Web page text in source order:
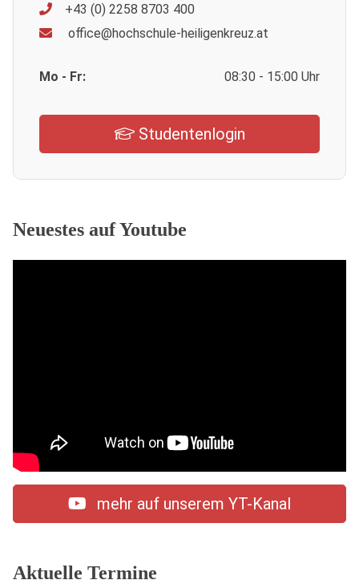
+43 (0) 2258 8703 400
office@hochschule-heiligenkreuz.at
Mo - Fr: 08:30 - 15:00 Uhr
Studentenlogin
Neuestes auf Youtube
mehr auf unserem YT-Kanal
Aktuelle Termine